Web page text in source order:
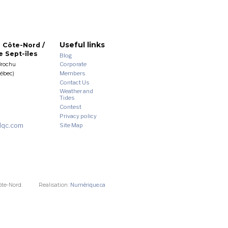
Côte-Nord /
Sept-îles
Useful links
Blog
Corporate
Members
Contact Us
Weather and
Tides
Contest
Privacy policy
Site Map
Nord. Realisation: Numérique.ca